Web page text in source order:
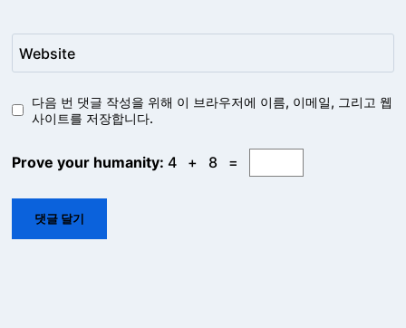
Website
다음 번 댓글 작성을 위해 이 브라우저에 이름, 이메일, 그리고 웹
사이트를 저장합니다.
Prove your humanity:4 + 8 =